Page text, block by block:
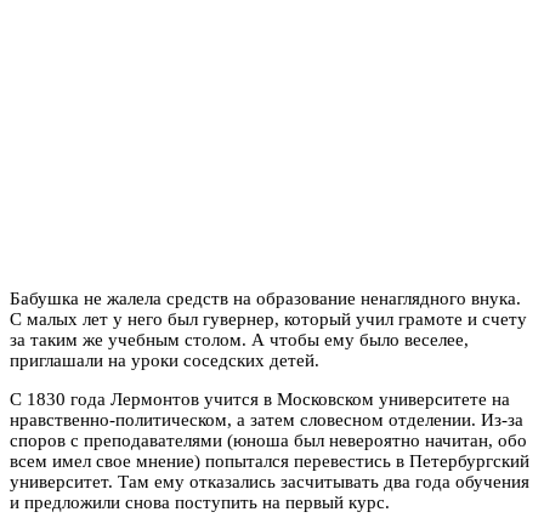
​​Бабушка не жалела средств на образование ненаглядного внука.
С малых лет у него был гувернер, который учил грамоте и счету
за таким же учебным столом. А чтобы ему было веселее,
приглашали на уроки соседских детей.
С 1830 года Лермонтов учится в Московском университете на
нравственно-политическом, а затем словесном отделении. Из-за
споров с преподавателями (юноша был невероятно начитан, обо
всем имел свое мнение) попытался перевестись в Петербургский
университет. Там ему отказались засчитывать два года обучения
и предложили снова поступить на первый курс.